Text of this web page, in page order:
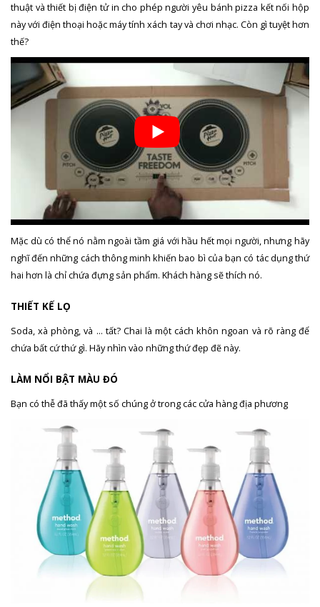
thuật và thiết bị điện tử in cho phép người yêu bánh pizza kết nối hộp
này với điện thoại hoặc máy tính xách tay và chơi nhạc. Còn gì tuyệt hơn
thế?
Mặc dù có thể nó nằm ngoài tầm giá với hầu hết mọi người, nhưng hãy
nghĩ đến những cách thông minh khiến bao bì của bạn có tác dụng thứ
hai hơn là chỉ chứa đựng sản phẩm. Khách hàng sẽ thích nó.
THIẾT KẾ LỌ
Soda, xà phòng, và … tất? Chai là một cách khôn ngoan và rõ ràng để
chứa bất cứ thứ gì. Hãy nhìn vào những thứ đẹp đẽ này.
LÀM NỔI BẬT MÀU ĐÓ
Bạn có thễ đã thấy một số chúng ở trong các cửa hàng địa phương